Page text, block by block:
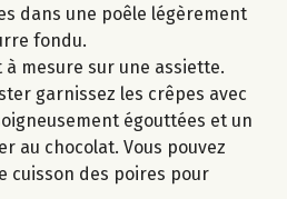
dans une poêle légèrement
fondu.
à mesure sur une assiette.
garnissez les crêpes avec
égouttées et un
au chocolat. Vous pouvez
cuisson des poires pour